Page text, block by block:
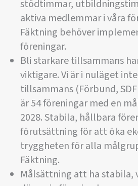
stödtimmar,
aktiva medlemmar i våra
Fäktning behöver
föreningar.
Bli starkare tillsammans
viktigare. Vi är i nuläget
tillsammans (Förbund,
är 54 föreningar med en
2028. Stabila, hållbara
förutsättning för att öka
tryggheten för alla
Fäktning.
Målsättning att ha stabila,